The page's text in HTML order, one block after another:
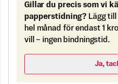
Gillar du precis som vi
papperstidning? Lägg
hel månad för endast 1
vill – ingen bindningstid.
Ja,